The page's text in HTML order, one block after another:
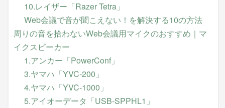
10.レイザー「Razer Tetra」
Web会議で音が聞こえない！を解決する10の方法
周りの音を拾わないWeb会議用マイクのおすすめ｜マ
イクスピーカー
1.アンカー「PowerConf」
3.ヤマハ「YVC-200」
4.ヤマハ「YVC-1000」
5.アイオーデータ「USB-SPPHL1」